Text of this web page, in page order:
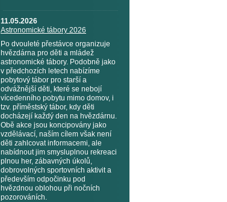
11.05.2026
Astronomické tábory 2026
Po dvouleté přestávce organizuje
hvězdárna pro děti a mládež
astronomické tábory. Podobně jako
v předchozích letech nabízíme
pobytový tábor pro starší a
odvážnější děti, které se nebojí
vícedenního pobytu mimo domov, i
tzv. příměstský tábor, kdy děti
docházejí každý den na hvězdárnu.
Obě akce jsou koncipovány jako
vzdělávací, naším cílem však není
děti zahlcovat informacemi, ale
nabídnout jim smysluplnou rekreaci
plnou her, zábavných úkolů,
dobrovolných sportovních aktivit a
především odpočinku pod
hvězdnou oblohou při nočních
pozorováních.